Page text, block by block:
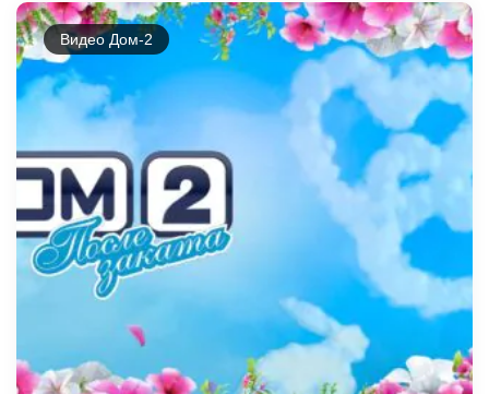
Видео Дом-2